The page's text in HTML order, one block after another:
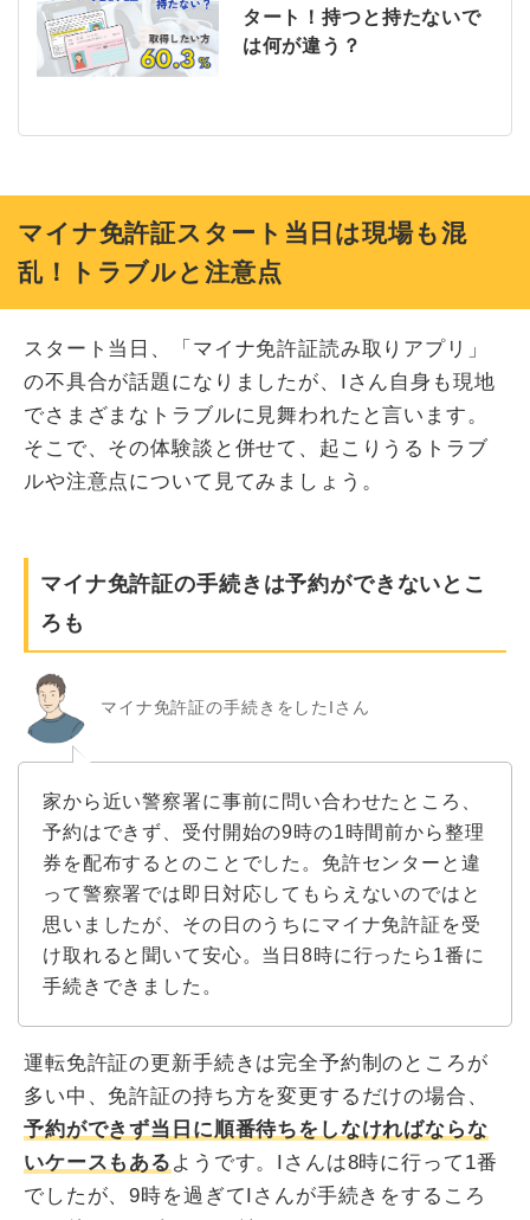
タート！持つと持たないで
は何が違う？
マイナ免許証スタート当日は現場も混
乱！トラブルと注意点
スタート当日、「マイナ免許証読み取りアプリ」
の不具合が話題になりましたが、Iさん自身も現地
でさまざまなトラブルに見舞われたと言います。
そこで、その体験談と併せて、起こりうるトラブ
ルや注意点について見てみましょう。
マイナ免許証の手続きは予約ができないとこ
ろも
マイナ免許証の手続きをしたIさん
家から近い警察署に事前に問い合わせたところ、
予約はできず、受付開始の9時の1時間前から整理
券を配布するとのことでした。免許センターと違
って警察署では即日対応してもらえないのではと
思いましたが、その日のうちにマイナ免許証を受
け取れると聞いて安心。当日8時に行ったら1番に
手続きできました。
運転免許証の更新手続きは完全予約制のところが
多い中、免許証の持ち方を変更するだけの場合、
予約ができず当日に順番待ちをしなければならな
いケースもある ようです。Iさんは8時に行って1番
でしたが、9時を過ぎてIさんが手続きをするころ